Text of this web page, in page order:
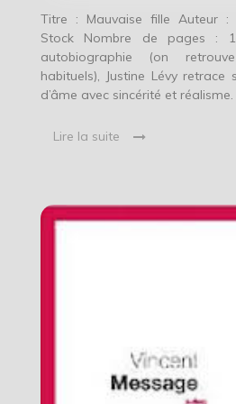
Titre : Mauvaise fille Auteur :
Stock Nombre de pages :
autobiographie (on
habituels), Justine Lévy retrace
d’âme avec sincérité et
Lire la suite